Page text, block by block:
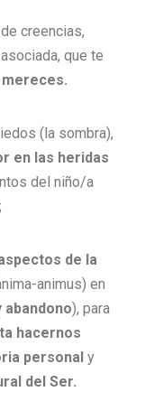
creencias,
que te
(la sombra),
en las heridas
del niño/a
de la
animus) en
), para
hacernos
personaly
del Ser.